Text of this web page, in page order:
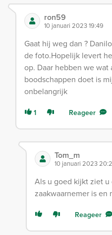
ron59
10 januari 2023 19:49
Gaat hij weg dan ?
de foto.Hopelijk levert
op. Daar hebben we wat
boodschappen doet is
onbelangrijk
1 Reageer
Tom_m
10 januari 2023
Als u goed kijkt ziet
zaakwaarnemer is en
Reageer